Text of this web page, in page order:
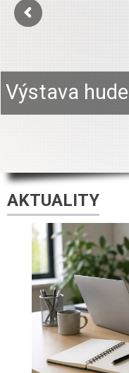
Výstava
AKTUALITY